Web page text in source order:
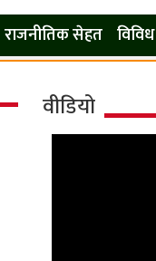
राजनीतिक सेहत विविध
वीडियो